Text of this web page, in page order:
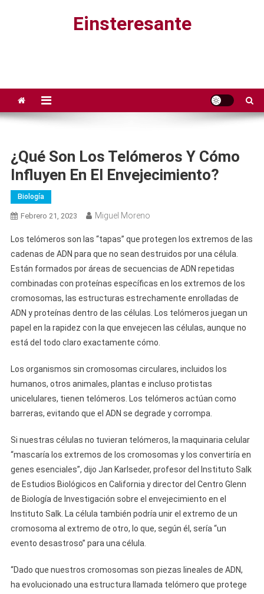
Einsteresante
¿Qué Son Los Telómeros Y Cómo
Influyen En El Envejecimiento?
Biología
Febrero 21, 2023 Miguel Moreno
Los telómeros son las “tapas” que protegen los extremos de las
cadenas de ADN para que no sean destruidos por una célula.
Están formados por áreas de secuencias de ADN repetidas
combinadas con proteínas específicas en los extremos de los
cromosomas, las estructuras estrechamente enrolladas de
ADN y proteínas dentro de las células. Los telómeros juegan un
papel en la rapidez con la que envejecen las células, aunque no
está del todo claro exactamente cómo.
Los organismos sin cromosomas circulares, incluidos los
humanos, otros animales, plantas e incluso protistas
unicelulares, tienen telómeros. Los telómeros actúan como
barreras, evitando que el ADN se degrade y corrompa.
Si nuestras células no tuvieran telómeros, la maquinaria celular
“mascaría los extremos de los cromosomas y los convertiría en
genes esenciales”, dijo Jan Karlseder, profesor del Instituto Salk
de Estudios Biológicos en California y director del Centro Glenn
de Biología de Investigación sobre el envejecimiento en el
Instituto Salk. La célula también podría unir el extremo de un
cromosoma al extremo de otro, lo que, según él, sería “un
evento desastroso” para una célula.
“Dado que nuestros cromosomas son piezas lineales de ADN,
ha evolucionado una estructura llamada telómero que protege